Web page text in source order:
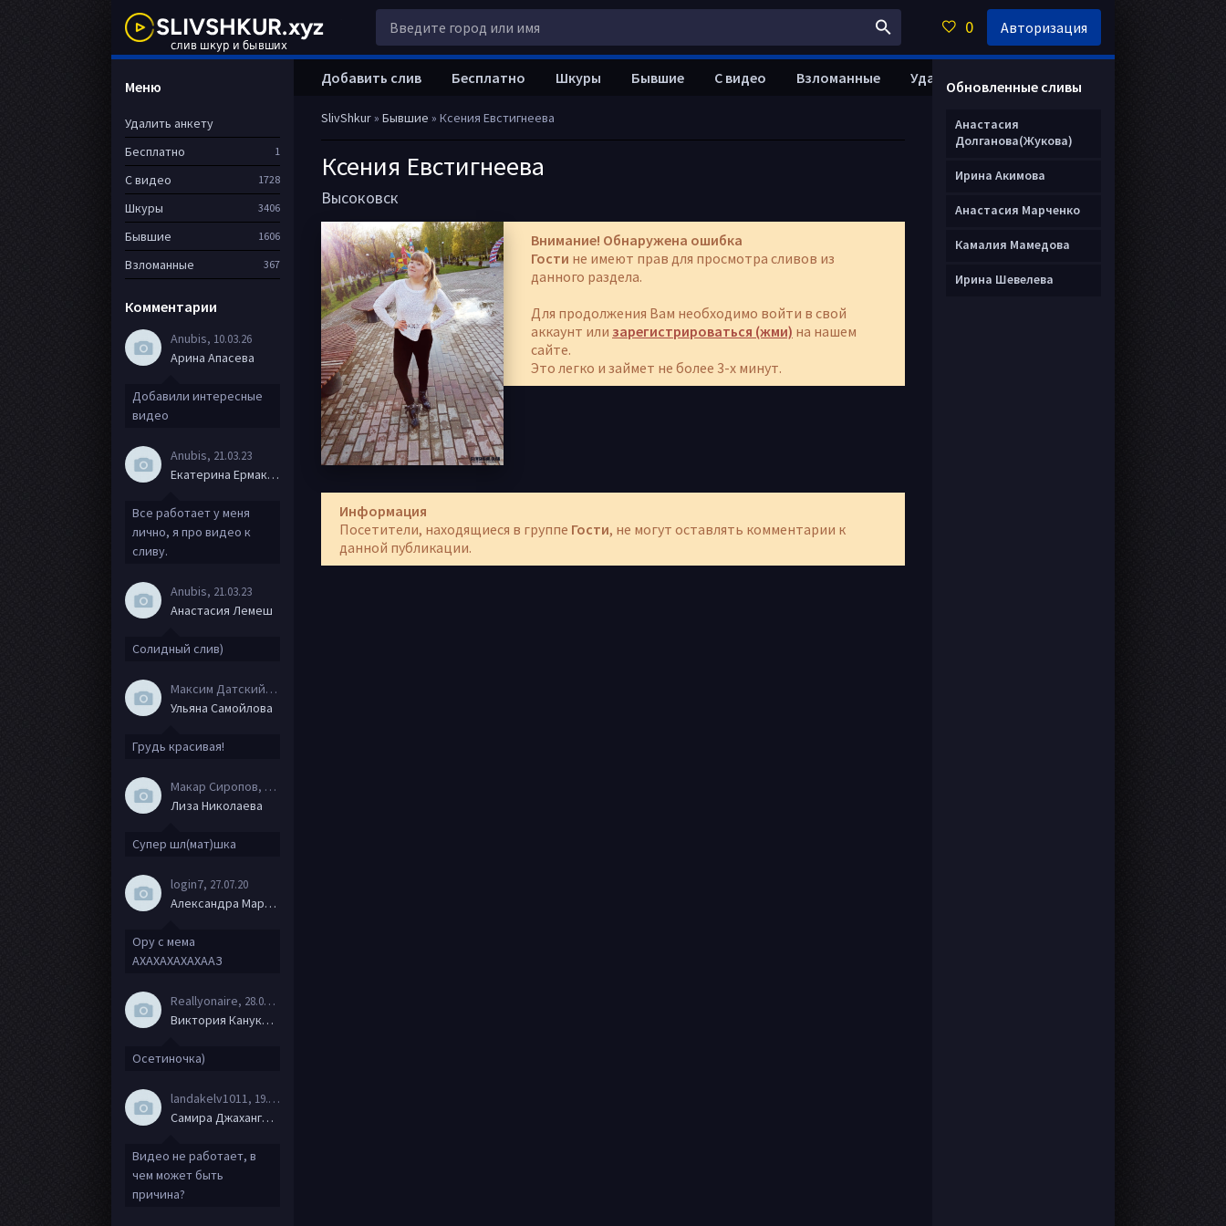
SlivShkur» Бывшие » Ксения Евстигнеева
Ксения Евстигнеева
Высоковск
Внимание! Обнаружена ошибка
Гости не имеют прав для просмотра сливов из
данного раздела.
Для продолжения Вам необходимо войти в свой
аккаунт или зарегистрироваться (жми) на нашем
сайте.
Это легко и займет не более 3-х минут.
Информация
Посетители, находящиеся в группе Гости, не могут оставлять комментарии к
данной публикации.
Добавить слив Бесплатно Шкуры Бывшие С видео Взломанные Удалить анкету
Меню
Удалить анкету
Бесплатно
1
С видео 1728
Шкуры 3406
Бывшие 1606
Взломанные 367
Комментарии
Anubis, 10.03.26
Арина Апасева
Добавили интересные
видео
Anubis, 21.03.23
Екатерина Ермакова
Все работает у меня
лично, я про видео к
сливу.
Anubis, 21.03.23
Анастасия Лемеш
Солидный слив)
Максим Датский
, 15.08.20
Ульяна Самойлова
Грудь красивая!
Макар Сиропов, 08.08.20
Лиза Николаева
Супер шл(мат)шка
login7, 27.07.20
Александра Маркова
Ору с мема
АХАХАХАХАХААЗ
Reallyonaire, 28.06.20
Виктория Канукова
Осетиночка)
landakelv1011 , 19.06.20
Самира Джахангирова
Видео не работает, в
чем может быть
причина?
Обновленные сливы
Анастасия
Долганова(Жукова)
Ирина Акимова
Анастасия Марченко
Камалия Мамедова
Ирина Шевелева
0 Авторизация